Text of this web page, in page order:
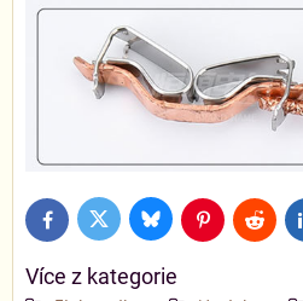
FacebookTwitter BlueskyPinterestReddit
Více z kategorie